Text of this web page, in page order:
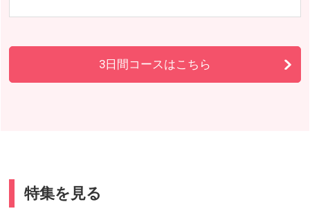
3日間コースはこちら
特集を見る